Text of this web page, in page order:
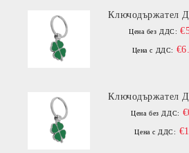
Ключодържател
Цена без ДДС:
Цена с ДДС:
Ключодържател
Цена без ДДС:
Цена с ДДС: